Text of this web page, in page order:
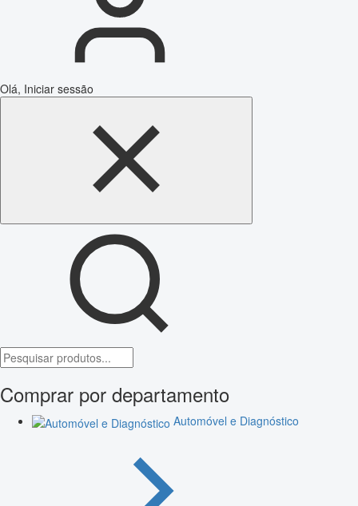
Olá, Iniciar sessão
Comprar por departamento
Automóvel e Diagnóstico